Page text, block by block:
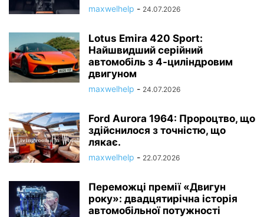
maxwelhelp - 24.07.2026
Lotus Emira 420 Sport:
Найшвидший серійний
автомобіль з 4-циліндровим
двигуном
maxwelhelp - 24.07.2026
Ford Aurora 1964: Пророцтво, що
здійснилося з точністю, що
лякає.
maxwelhelp - 22.07.2026
Переможці премії «Двигун
року»: двадцятирічна історія
автомобільної потужності